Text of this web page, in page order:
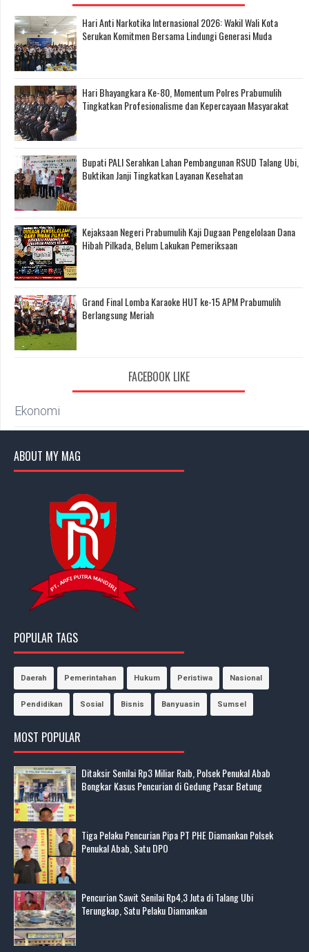
Hari Anti Narkotika Internasional 2026: Wakil Wali Kota
Serukan Komitmen Bersama Lindungi Generasi Muda
Hari Bhayangkara Ke-80, Momentum Polres Prabumulih
Tingkatkan Profesionalisme dan Kepercayaan Masyarakat
Bupati PALI Serahkan Lahan Pembangunan RSUD Talang Ubi,
Buktikan Janji Tingkatkan Layanan Kesehatan
Kejaksaan Negeri Prabumulih Kaji Dugaan Pengelolaan Dana
Hibah Pilkada, Belum Lakukan Pemeriksaan
Grand Final Lomba Karaoke HUT ke-15 APM Prabumulih
Berlangsung Meriah
FACEBOOK LIKE
Ekonomi
ABOUT MY MAG
POPULAR TAGS
Daerah Pemerintahan Hukum Peristiwa Nasional
Pendidikan Sosial Bisnis Banyuasin Sumsel
MOST POPULAR
Ditaksir Senilai Rp3 Miliar Raib, Polsek Penukal Abab
Bongkar Kasus Pencurian di Gedung Pasar Betung
Tiga Pelaku Pencurian Pipa PT PHE Diamankan Polsek
Penukal Abab, Satu DPO
Pencurian Sawit Senilai Rp4,3 Juta di Talang Ubi
Terungkap, Satu Pelaku Diamankan